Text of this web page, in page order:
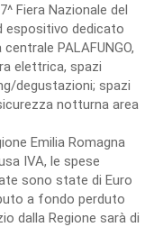
Fiera Nazionale del
espositivo dedicato
PALAFUNGO,
elettrica, spazi
degustazioni; spazi
notturna area
Emilia Romagna
IVA, le spese
sono state di Euro
a fondo perduto
dalla Regione sarà di